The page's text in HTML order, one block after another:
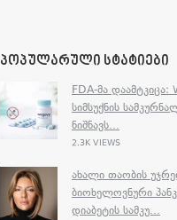
ᲞᲝᲞᲣᲚᲐᲠᲣᲚᲘ ᲡᲢᲐᲢᲘᲔᲑᲘ
FDA-ᲛᲐ ᲓᲐᲐᲛᲢᲙᲘᲪᲐ:
ᲡᲘᲛᲡᲣᲥᲜᲘᲡ
ᲜᲘᲨᲜᲐᲕᲡ...
2.3K VIEWS
ᲐᲮᲐᲚᲘ ᲗᲐᲝᲑᲘᲡ
ᲑᲘᲝᲮᲔᲚᲝᲕᲜᲣᲠᲘ
ᲓᲘᲐᲑᲔᲢᲘᲡ ᲡᲐᲛᲙᲣ...